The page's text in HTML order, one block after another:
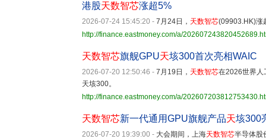
港股天数智芯涨超5%
2026-07-24 15:45:20 - 7月24日， 天数智芯(09903.HK)涨
http://finance.eastmoney.com/a/
天数智芯旗舰GPU天垓300首次亮相WAIC
2026-07-20 12:50:46 - 7月19日， 天数智芯在2026世界人
天垓300。
http://finance.eastmoney.com/a/
天数智芯新一代通用GPU旗舰产品天垓300
2026-07-20 19:39:00 - 大会期间，上海天数智芯半导体股